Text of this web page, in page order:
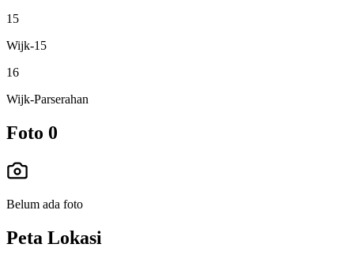
15
Wijk-15
16
Wijk-Parserahan
Foto 0
Belum ada foto
Peta Lokasi